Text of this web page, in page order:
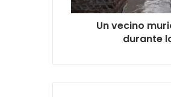
Un vecino
durante